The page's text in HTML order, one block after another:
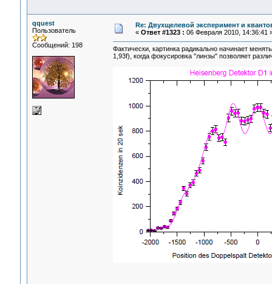
qquest
Пользователь
Сообщений: 198
Re: Двухщелевой эксперимент и
« Ответ #1323 : 06 Февраля 2010, 14:36:41
Фактически, картинка радикально начинает
1,93f), когда фокусировка "линзы" позволяет